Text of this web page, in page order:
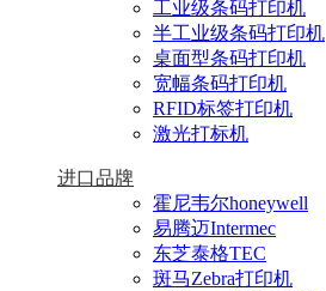
工业级条码打印机
半工业级条码打印机
桌面型条码打印机
宽幅条码打印机
RFID标签打印机
激光打标机
进口品牌
霍尼韦尔honeywell
易腾迈Intermec
东芝泰格TEC
斑马Zebra打印机